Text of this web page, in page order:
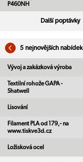
P460NH
Další poptávky
5 nejnovějších nabídek
Vývoj a zakázková výroba
Textilní rohože GAPA -
Shatwell
Lisování
Filament PLA od 179,- na
www.tiskve3d.cz
Ložisková ocel